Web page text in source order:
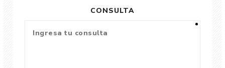
CONSULTA